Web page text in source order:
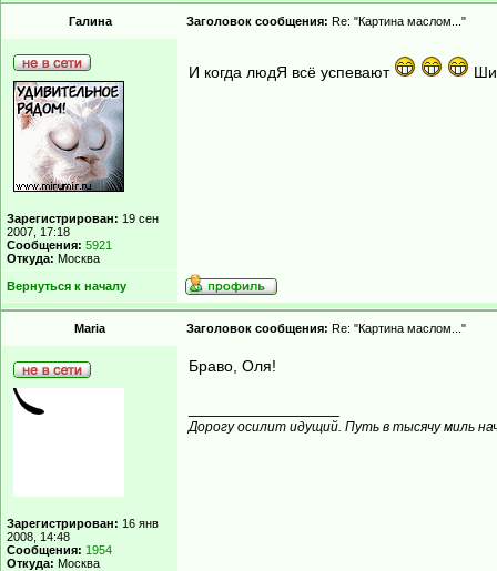
Гaлинa Заголовок сообщения: Re: "Картина маслом..."
Зарегистрирован: 19 сен
2007, 17:18
Сообщения: 5921
Откуда: Москва
И когда людЯ всё успевают
Вернуться к началу
Maria Заголовок сообщения: Re: "Картина маслом..."
Зарегистрирован: 16 янв
2008, 14:48
Сообщения: 1954
Откуда: Москва
Браво, Оля!
Дорогу осилит идущий. Путь в тысячу миль